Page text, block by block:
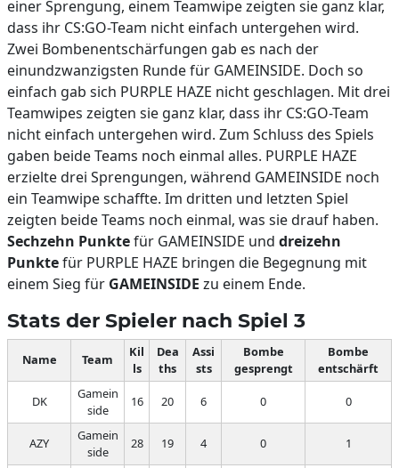
einer Sprengung, einem Teamwipe zeigten sie ganz klar,
dass ihr CS:GO-Team nicht einfach untergehen wird.
Zwei Bombenentschärfungen gab es nach der
einundzwanzigsten Runde für GAMEINSIDE. Doch so
einfach gab sich PURPLE HAZE nicht geschlagen. Mit drei
Teamwipes zeigten sie ganz klar, dass ihr CS:GO-Team
nicht einfach untergehen wird. Zum Schluss des Spiels
gaben beide Teams noch einmal alles. PURPLE HAZE
erzielte drei Sprengungen, während GAMEINSIDE noch
ein Teamwipe schaffte. Im dritten und letzten Spiel
zeigten beide Teams noch einmal, was sie drauf haben.
Sechzehn Punktefür GAMEINSIDE und dreizehn
Punktefür PURPLE HAZE bringen die Begegnung mit
einem Sieg für GAMEINSIDE zu einem Ende.
Stats der Spieler nach Spiel 3
Name Team
Kil
ls
Dea
ths
Assi
sts
Bombe
gesprengt
Bombe
entschärft
DK
Gamein
side
16 20 6 0 0
AZY
Gamein
side
28 19 4 0 1